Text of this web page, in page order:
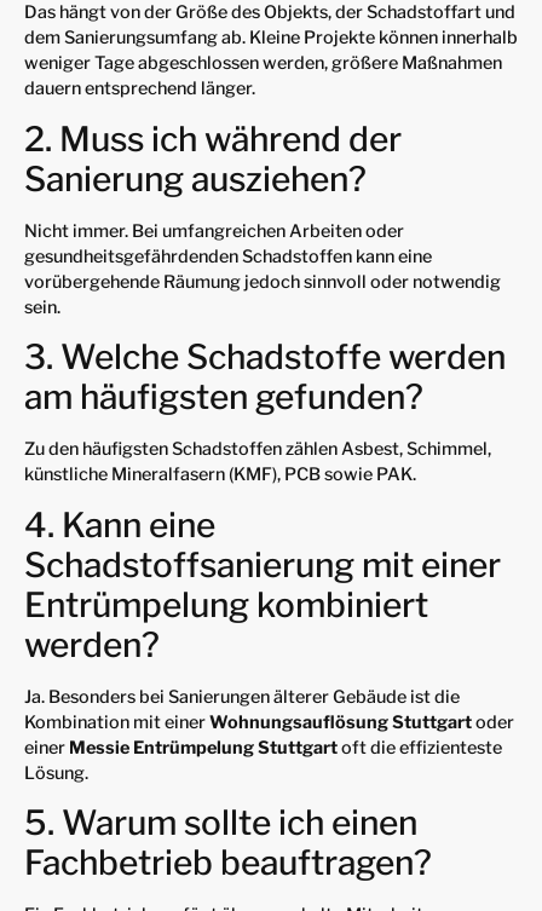
Das hängt von der Größe des Objekts, der Schadstoffart und
dem Sanierungsumfang ab. Kleine Projekte können innerhalb
weniger Tage abgeschlossen werden, größere Maßnahmen
dauern entsprechend länger.
2. Muss ich während der
Sanierung ausziehen?
Nicht immer. Bei umfangreichen Arbeiten oder
gesundheitsgefährdenden Schadstoffen kann eine
vorübergehende Räumung jedoch sinnvoll oder notwendig
sein.
3. Welche Schadstoffe werden
am häufigsten gefunden?
Zu den häufigsten Schadstoffen zählen Asbest, Schimmel,
künstliche Mineralfasern (KMF), PCB sowie PAK.
4. Kann eine
Schadstoffsanierung mit einer
Entrümpelung kombiniert
werden?
Ja. Besonders bei Sanierungen älterer Gebäude ist die
Kombination mit einerWohnungsauflösung Stuttgartoder
einer Messie Entrümpelung Stuttgartoft die effizienteste
Lösung.
5. Warum sollte ich einen
Fachbetrieb beauftragen?